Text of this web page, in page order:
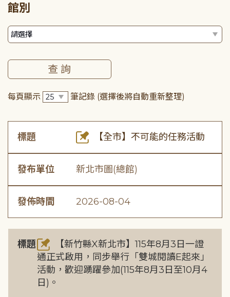
館別
每頁顯示 筆記錄 (選擇後將自動重新整理)
標題 【全市】不可能的任務活動
發布單位 新北市圖(總館)
發佈時間 2026-08-04
標題
【新竹縣X新北市】115年8月3日一證
通正式啟用，同步舉行「雙城閱讀E起來」
活動，歡迎踴躍參加(115年8月3日至10月4
日)。